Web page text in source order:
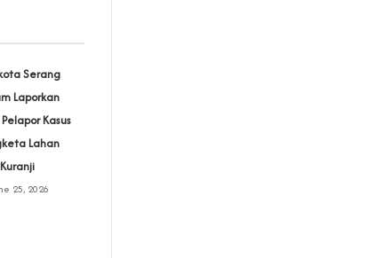
Serang
Laporkan
Kasus
Lahan
25, 2026